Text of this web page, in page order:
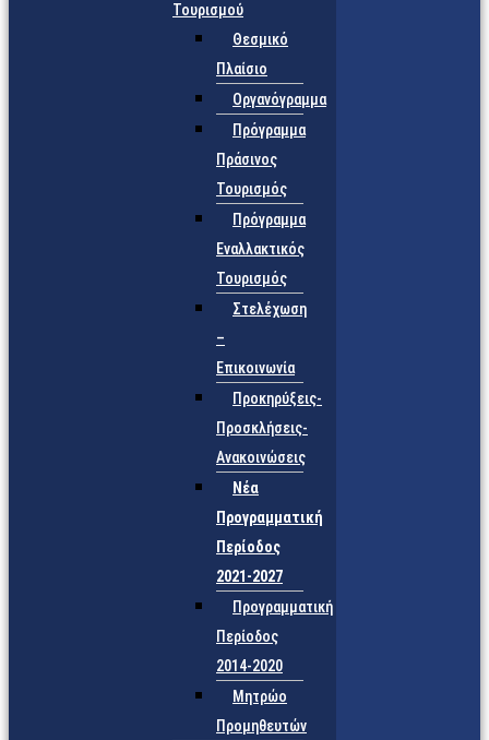
Τουρισμού
Θεσμικό
Πλαίσιο
Οργανόγραμμα
Πρόγραμμα
Πράσινος
Τουρισμός
Πρόγραμμα
Εναλλακτικός
Τουρισμός
Στελέχωση
–
Επικοινωνία
Προκηρύξεις-
Προσκλήσεις-
Ανακοινώσεις
Νέα
Προγραμματική
Περίοδος
2021-2027
Προγραμματική
Περίοδος
2014-2020
Μητρώο
Προμηθευτών